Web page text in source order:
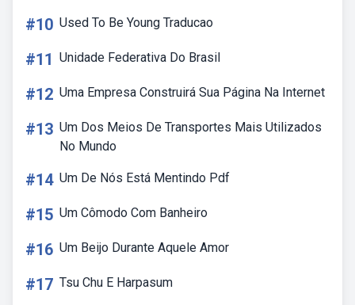
#10 Used To Be Young Traducao
#11 Unidade Federativa Do Brasil
#12 Uma Empresa Construirá Sua Página Na Internet
#13 Um Dos Meios De Transportes Mais Utilizados
No Mundo
#14 Um De Nós Está Mentindo Pdf
#15 Um Cômodo Com Banheiro
#16 Um Beijo Durante Aquele Amor
#17 Tsu Chu E Harpasum